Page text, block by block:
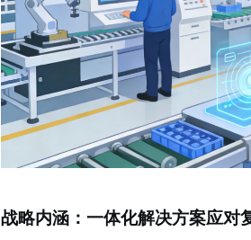
战略内涵：一体化解决方案应对